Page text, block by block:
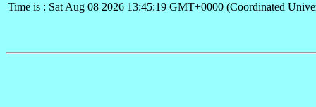
Time is : Sat Aug 08 2026 13:45:19 GMT+0000 (Coordinated